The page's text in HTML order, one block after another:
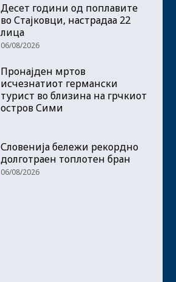
Десет години од поплавите
во Стајковци, настрадаа 22
лица
06/08/2026
Пронајден мртов
исчезнатиот германски
турист во близина на грчкиот
остров Сими
Словенија бележи рекордно
долготраен топлотен бран
06/08/2026